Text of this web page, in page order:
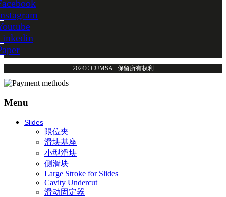
2024© CUMSA - 保留所有权利
Menu
Slides
限位夹
滑块基座
小型滑块
侧滑块
Large Stroke for Slides
Cavity Undercut
滑动固定器